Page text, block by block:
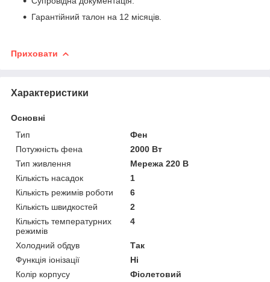
Гарантійний талон на 12 місяців.
Приховати
Характеристики
Основні
Тип
Фен
Потужність фена
2000 Вт
Тип живлення
Мережа 220 В
Кількість насадок
1
Кількість режимів роботи
6
Кількість швидкостей
2
Кількість температурних
режимів
4
Холодний обдув
Так
Функція іонізації
Ні
Колір корпусу
Фіолетовий